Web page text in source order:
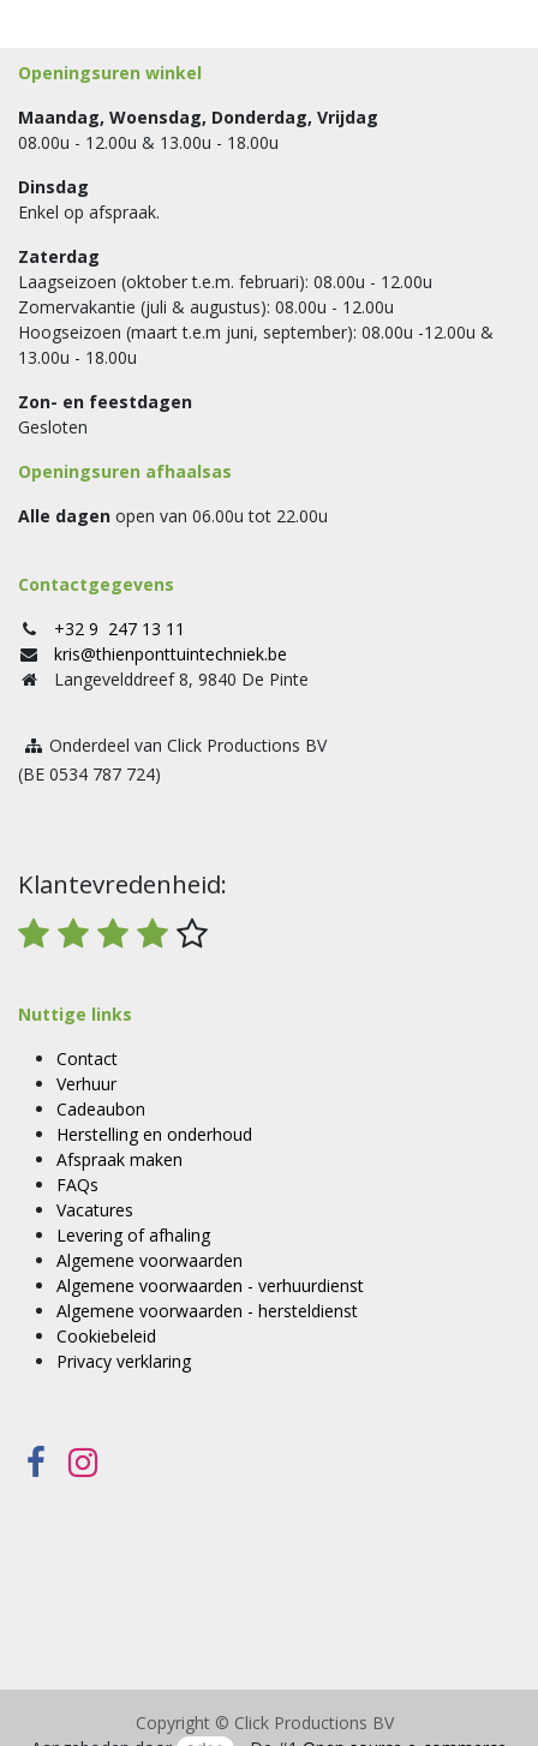
Openingsuren winkel
Maandag, Woensdag, Donderdag, Vrijdag
08.00u - 12.00u & 13.00u - 18.00u
Dinsdag
Enkel op afspraak.
Zaterdag
Laagseizoen (oktober t.e.m. februari): 08.00u - 12.00u
Zomervakantie (juli & augustus): 08.00u - 12.00u
Hoogseizoen (maart t.e.m juni, september): 08.00u -12.00u &
13.00u - 18.00u
Zon- en feestdagen
Gesloten
Openingsuren afhaalsas
Alle dagen open van 06.00u tot 22.00u
Contactgegevens
+32 9 247 13 11
kris@thienponttuintechniek.be
Langevelddreef 8, 9840 De Pinte
Onderdeel van Click Productions BV
(BE 0534 787 724)
Klantevredenheid:
Nuttige links
Contact
Verhuur
Cadeaubon
Herstelling en onderhoud
Afspraak maken
FAQs
Vacatures
Levering of afhaling
Algemene voorwaarden
Algemene voorwaarden - verhuurdienst
Algemene voorwaarden - hersteldienst
Cookiebeleid
Privacy verklaring
Copyright © Click Productions BV